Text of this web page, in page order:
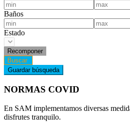
Baños
Estado
NORMAS COVID
En SAM implementamos diversas
disfrutes tranquilo.